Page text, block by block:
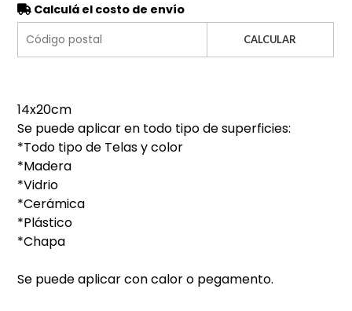
Calculá el costo de envío
CALCULAR
14x20cm
Se puede aplicar en todo tipo de superficies:
*Todo tipo de Telas y color
*Madera
*Vidrio
*Cerámica
*Plástico
*Chapa
Se puede aplicar con calor o pegamento.